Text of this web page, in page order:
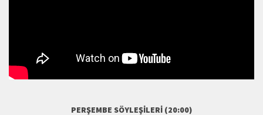
PERŞEMBE SÖYLEŞILERI (20:00)